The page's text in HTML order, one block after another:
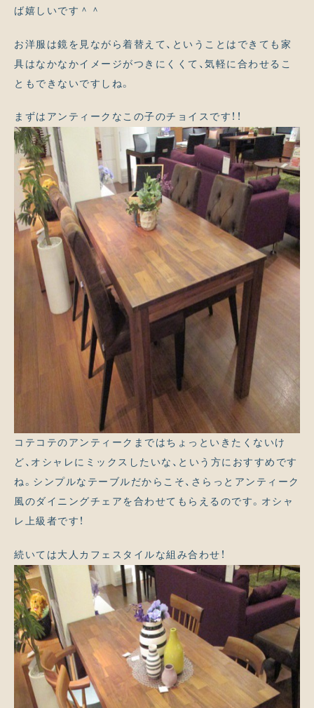
ば嬉しいです＾＾
お洋服は鏡を見ながら着替えて、ということはできても家
具はなかなかイメージがつきにくくて、気軽に合わせるこ
ともできないですしね。
まずはアンティークなこの子のチョイスです！！
コテコテのアンティークまではちょっといきたくないけ
ど、オシャレにミックスしたいな、という方におすすめです
ね。シンプルなテーブルだからこそ、さらっとアンティーク
風のダイニングチェアを合わせてもらえるのです。オシャ
レ上級者です！
続いては大人カフェスタイルな組み合わせ！